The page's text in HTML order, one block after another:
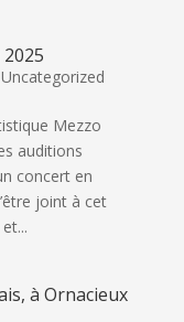
Uncategorized
Mezzo
auditions
concert en
joint à cet
à Ornacieux